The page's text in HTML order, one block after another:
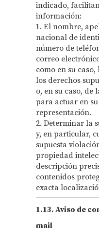
indicado,
información:
1. El nombre,
nacional de
número de
correo
como en su
los derechos
o, en su caso, de
para actuar en
representación.
2. Determinar la
y, en particular,
supuesta
propiedad
descripción
contenidos
exacta
1.13. Aviso de
mail